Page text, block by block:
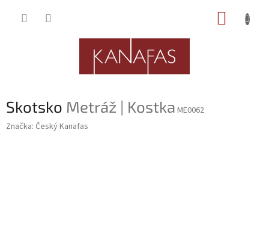
Skotsko Metráž | Kostka ME0062
Značka: Český Kanafas